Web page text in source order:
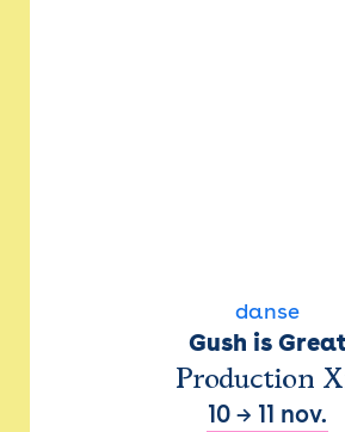
danse
Gush is
Production
10 → 11 nov.